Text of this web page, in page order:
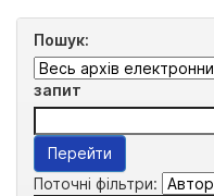
Пошук:
запит
Поточні фільтри: